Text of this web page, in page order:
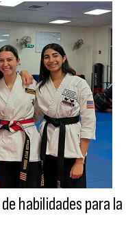
habilidades para la